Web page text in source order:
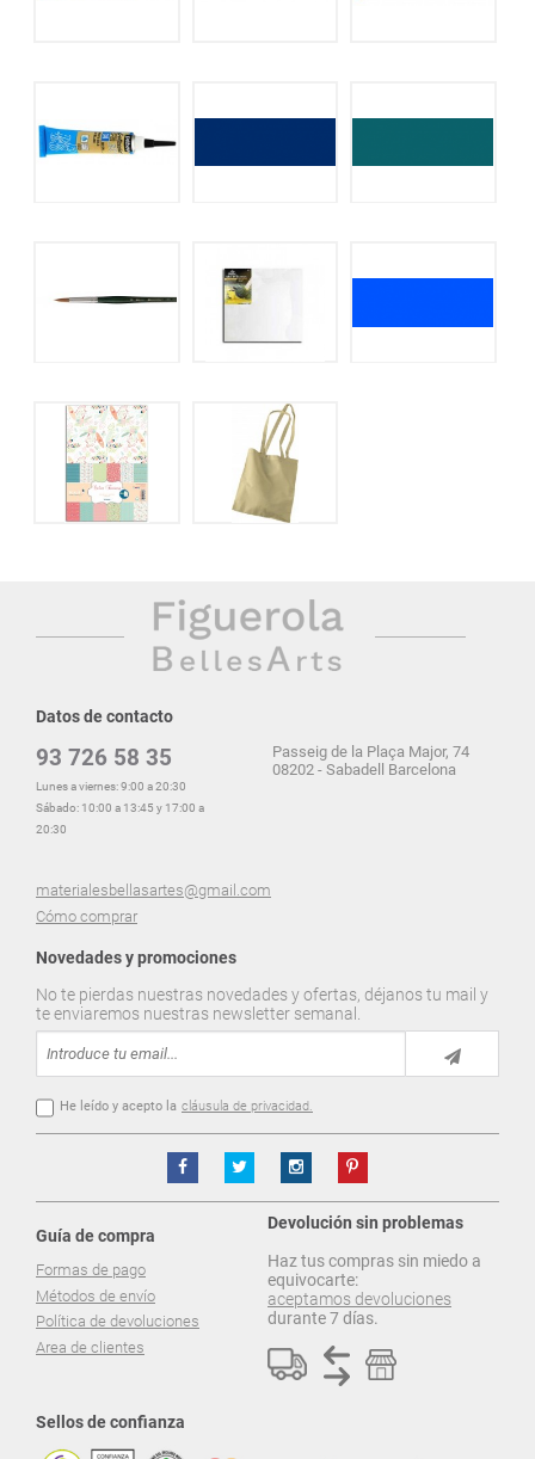
Datos de contacto
93 726 58 35
Lunes a viernes: 9:00 a 20:30
Sábado: 10:00 a 13:45 y 17:00 a
20:30
materialesbellasartes@gmail.com
Cómo comprar
Passeig de la Plaça Major, 74
08202 - Sabadell Barcelona
Novedades y promociones
No te pierdas nuestras novedades y ofertas, déjanos tu mail y
te enviaremos nuestras newsletter semanal.
He leído y acepto la cláusula de privacidad.
Guía de compra
Formas de pago
Métodos de envío
Política de devoluciones
Area de clientes
Devolución sin problemas
Haz tus compras sin miedo a
equivocarte:
aceptamos devoluciones
durante 7 días.
Sellos de confianza